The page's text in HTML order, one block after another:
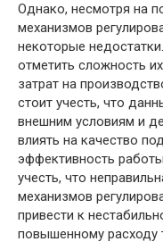
Однако, несмотря на
механизмов
некоторые
отметить сложность
затрат на
стоит учесть, что
внешним условиям и
влиять на качество
эффективность
учесть, что
механизмов
привести к
повышенному расходу